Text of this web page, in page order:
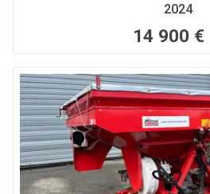
2024
14 900 €